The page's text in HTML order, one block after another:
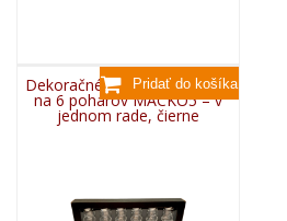
Dekoračné papierové balenie
na 6 pohárov MACKO5 – v
jednom rade, čierne